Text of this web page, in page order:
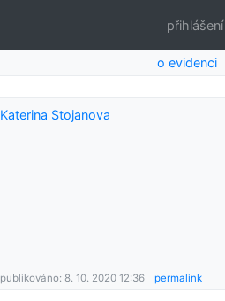
přihlášení
o evidenci
Katerina Stojanova
publikováno: 8. 10. 2020 12:36 permalink